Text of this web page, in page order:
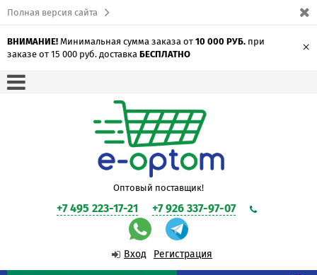
Полная версия сайта
ВНИМАНИЕ! Минимальная сумма заказа от 10 000 РУБ. при
заказе от 15 000 руб. доставка БЕСПЛАТНО ×
Оптовый поставщик!
+7 495 223-17-21 +7 926 337-97-07
Вход Регистрация